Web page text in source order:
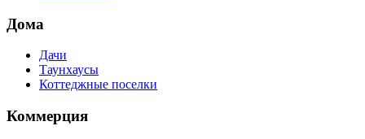
Дома
Дачи
Таунхаусы
Коттеджные поселки
Коммерция